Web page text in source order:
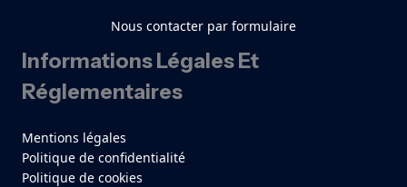
Nous contacter par formulaire
Informations Légales Et
Réglementaires
Mentions légales
Politique de confidentialité
Politique de cookies